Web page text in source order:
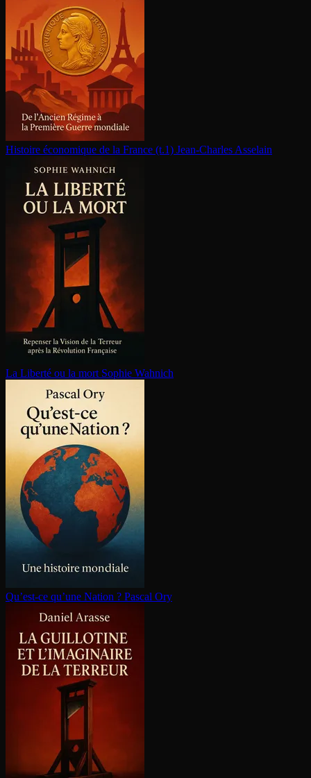
Histoire économique de la France (t.1) Jean-Charles Asselain
La Liberté ou la mort Sophie Wahnich
Qu’est-ce qu’une Nation ? Pascal Ory